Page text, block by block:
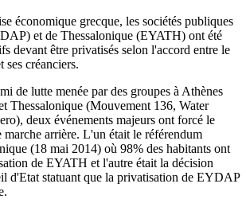
économique grecque, les sociétés publiques
et de Thessalonique (EYATH) ont été
devant être privatisés selon l'accord entre le
ses créanciers.
de lutte menée par des groupes à Athènes
Thessalonique (Mouvement 136, Water
deux événements majeurs ont forcé le
marche arrière. L'un était le référendum
(18 mai 2014) où 98% des habitants ont
de EYATH et l'autre était la décision
d'Etat statuant que la privatisation de EYDAP